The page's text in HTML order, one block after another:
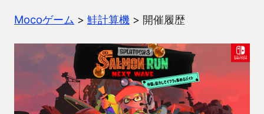
Mocoゲーム > 鮭計算機 > 開催履歴